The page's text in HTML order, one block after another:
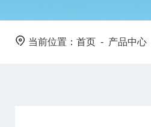
当前位置： 首页 - 产品中心